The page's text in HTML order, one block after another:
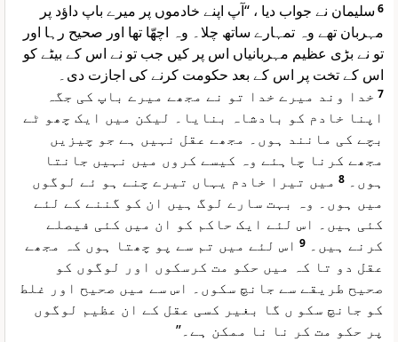
6 سلیمان نے جواب دیا ، “آپ اپنے خادموں پر میرے باپ داؤد پر
مہربان تھے وہ تمہارے ساتھ چلا۔ وہ اچھّا تھا اور صحیح رہا اور
تو نے بڑی عظیم مہربانیاں اس پر کیں جب تو نے اس کے بیٹے کو
اس کے تخت پر اس کے بعد حکومت کرنے کی اجازت دی۔
7 خدا وند میرے خدا تو نے مجھے میرے باپ کی جگہ
اپنا خادم کو بادشاہ بنایا۔ لیکن میں ایک چھو ٹے
بچے کی مانند ہوں۔ مجھے عقل نہیں ہے جو چیزیں
مجھے کرنا چاہئے وہ کیسے کروں میں نہیں جانتا
ہوں۔ 8 میں تیرا خادم یہاں تیرے چنے ہو ئے لوگوں
میں ہوں۔ وہ بہت سارے لوگ ہیں ان کو گننے کے لئے
کئی ہیں۔ اس لئے ایک حاکم کو ان میں کئی فیصلے
کرنے ہیں۔ 9 اس لئے میں تم سے پو چھتا ہوں کہ مجھے
عقل دو تا کہ میں حکو مت کرسکوں اور لوگوں کو
صحیح طریقے سے جانچ سکوں۔ اس سے میں صحیح اور غلط
کو جانچ سکو ں گا بغیر کسی عقل کے ان عظیم لوگوں
پر حکو مت کر نا نا ممکن ہے۔”